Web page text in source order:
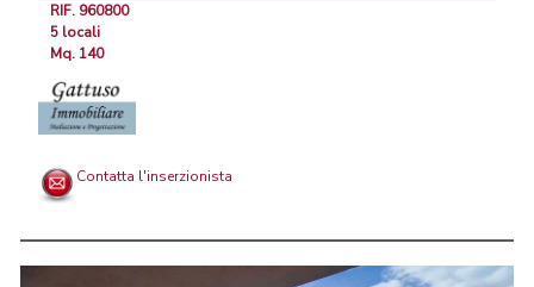
RIF. 960800
5 locali
Mq. 140
Contatta l'inserzionista